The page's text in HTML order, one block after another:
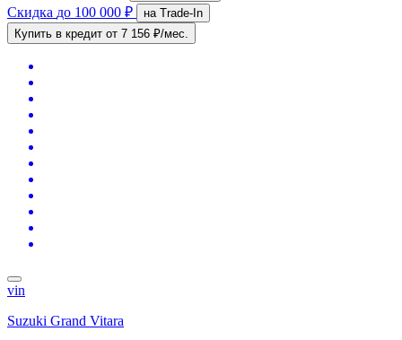
Скидка до 100 000 ₽
на Trade-In
Купить в кредит от 7 156 ₽/мес.
vin
Suzuki Grand Vitara